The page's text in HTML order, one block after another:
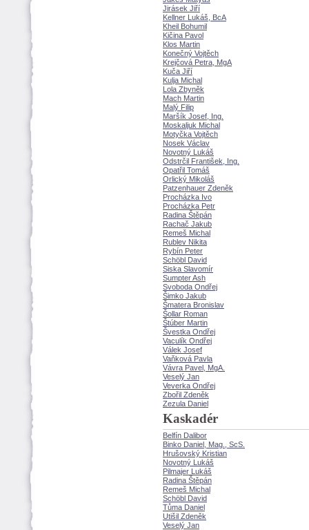
Jirásek Jiří
Kellner Lukáš, BcA
Kheil Bohumil
Kičina Pavol
Klos Martin
Konečný Vojtěch
Krejčová Petra, MgA
Kuča Jiří
Kulja Michal
Lola Zbyněk
Mach Martin
Malý Filip
Maršík Josef, Ing.
Moskaljuk Michal
Motyčka Vojtěch
Nosek Václav
Novotný Luk
Odstrčil František, Ing.
Opatřil Tom
Orlický Mikol
Patzenhauer Zdeněk
Procházka Ivo
Procházka Petr
Radina Štěpán
Rachač Jakub
Remeš Michal
Rublev Nikita
Rybín Peter
Schöbl David
Siska Slavomír
Sumpter Ash
Svoboda Ondřej
imko Jakub
matera Bronislav
ollar Roman
túber Martin
vestka Ondřej
Vaculík Ondřej
Válek Josef
Vaňková Pavla
Vávra Pavel, MgA.
Veselý Jan
Veverka Ondřej
Zbořil Zdeněk
Zezula Daniel
Kaskadér
Belfín Dalibor
Binko Daniel, Mag., ScS.
Hrušovský Kristian
Novotný Luk
Pilmajer Luk
Radina Štěpán
Remeš Michal
Schöbl David
Tůma Daniel
Utišil Zdeněk
Veselý Jan